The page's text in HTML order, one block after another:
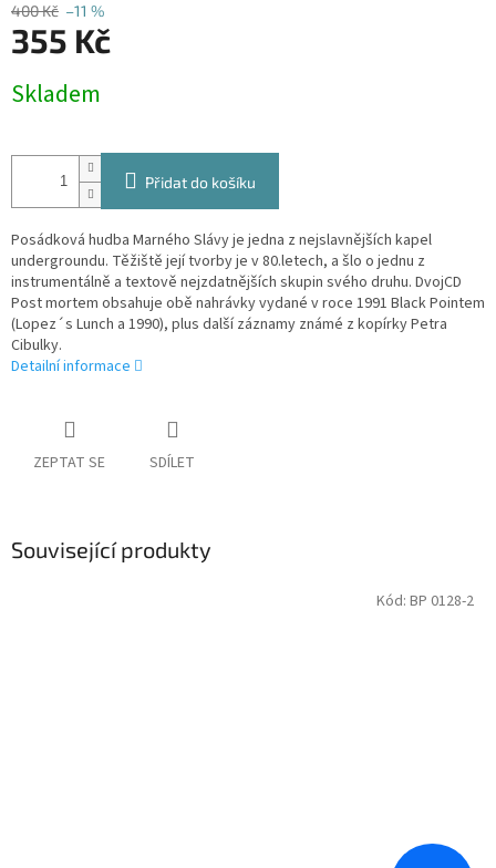
400 Kč –11 %
355 Kč
cena:
Skladem
Přidat do košíku
Posádková hudba Marného Slávy je jedna z nejslavnějších kapel
undergroundu. Těžiště její tvorby je v 80.letech, a šlo o jednu z
instrumentálně a textově nejzdatnějších skupin svého druhu. DvojCD
Post mortem obsahuje obě nahrávky vydané v roce 1991 Black Pointem
(Lopez´s Lunch a 1990), plus další záznamy známé z kopírky Petra
Cibulky.
Detailní informace
ZEPTAT SE SDÍLET
Související produkty
Kód: BP 0128-2